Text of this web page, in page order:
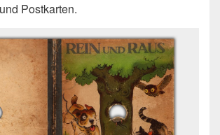
Postkarten.